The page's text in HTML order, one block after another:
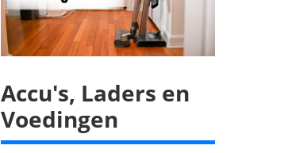
Accu's, Laders en
Voedingen